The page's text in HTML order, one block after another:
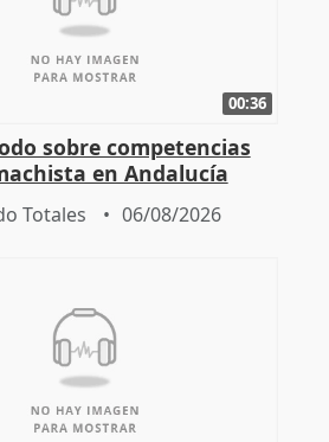
00:36
sobre competencias
en Andalucía
Totales 06/08/2026